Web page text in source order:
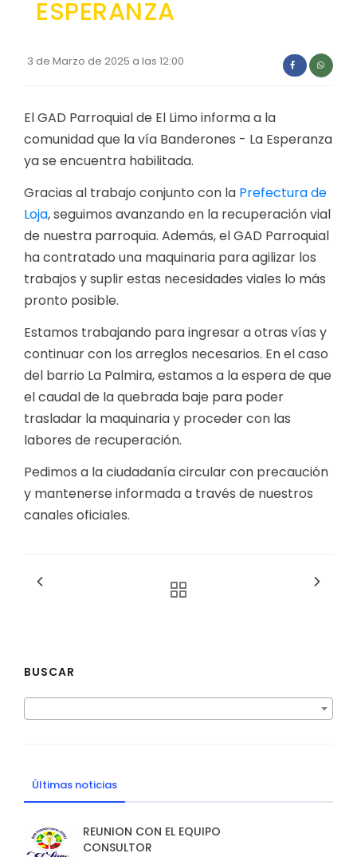
Convocatorias
Plan de desarrollo y Ordenamiento Territorial -
Plan Anual Contratación - PAC
Plan Operativo Anual - POA
Convenios Institucionales
PRESUPUESTO: EJECUCIÓN Y REPORTES
Cédulas presupuestarias y balances
Procesos de contratación
Ejecución Presupuestaria
ESPERANZA
3 de Marzo de 2025 a las 12:00
El GAD Parroquial de El Limo informa a la
comunidad que la vía Banderones - La Esperanza
ya se encuentra habilitada.
Gracias al trabajo conjunto con la Prefectura de
Loja, seguimos avanzando en la recuperación vial
de nuestra parroquia. Además, el GAD Parroquial
ha contratado una maquinaria para agilizar los
trabajos y suplir estas necesidades viales lo más
pronto posible.
Estamos trabajando para ingresar a otras vías y
continuar con los arreglos necesarios. En el caso
del barrio La Palmira, estamos a la espera de que
el caudal de la quebrada baje para poder
trasladar la maquinaria y proceder con las
labores de recuperación.
Pedimos a la ciudadanía circular con precaución
y mantenerse informada a través de nuestros
canales oficiales.
BUSCAR
Últimas noticias
REUNION CON EL EQUIPO
CONSULTOR